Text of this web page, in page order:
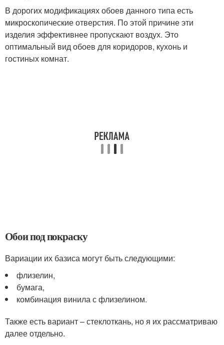
В дорогих модификациях обоев данного типа есть
микроскопические отверстия. По этой причине эти
изделия эффективнее пропускают воздух. Это
оптимальный вид обоев для коридоров, кухонь и
гостиных комнат.
Обои под покраску
Вариации их базиса могут быть следующими:
флизелин,
бумага,
комбинация винила с флизелином.
Также есть вариант – стеклоткань, но я их рассматриваю
далее отдельно.